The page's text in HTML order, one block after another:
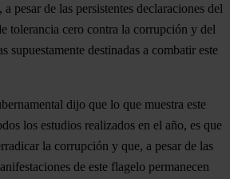
pesar de las persistentes declaraciones del
tolerancia cero contra la corrupción y del
supuestamente destinadas a combatir este
dijo que lo que muestra este
los estudios realizados en el año, es que
la corrupción y que, a pesar de las
de este flagelo permanecen